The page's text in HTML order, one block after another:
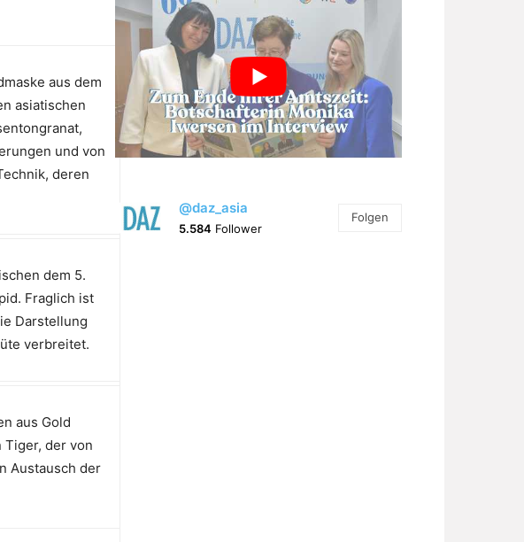
aus dem
asiatischen
und von
deren
dem 5.
Fraglich ist
Darstellung
verbreitet.
aus Gold
der von
Austausch der
@daz_asia
5.584 Follower
Folgen